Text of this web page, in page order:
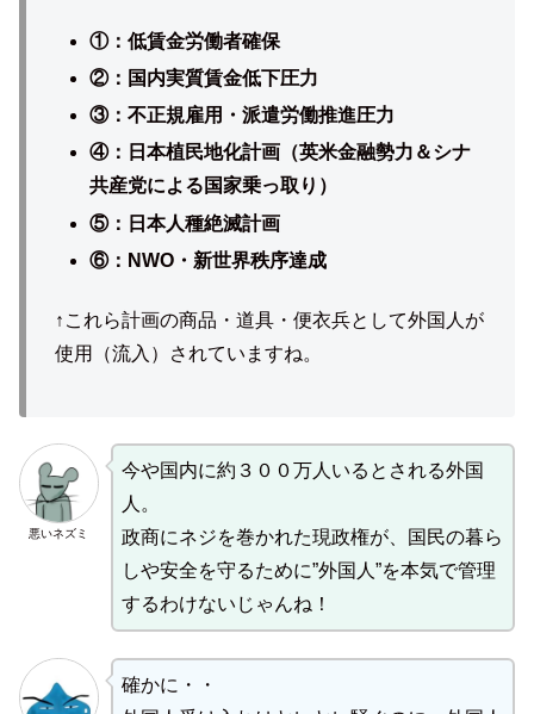
①：低賃金労働者確保
②：国内実質賃金低下圧力
③：不正規雇用・派遣労働推進圧力
④：日本植民地化計画（英米金融勢力＆シナ
共産党による国家乗っ取り）
⑤：日本人種絶滅計画
⑥：NWO・新世界秩序達成
↑これら計画の商品・道具・便衣兵として外国人が
使用（流入）されていますね。
悪いネズミ
今や国内に約３００万人いるとされる外国
人。
政商にネジを巻かれた現政権が、国民の暮ら
しや安全を守るために”外国人”を本気で管理
するわけないじゃんね！
確かに・・